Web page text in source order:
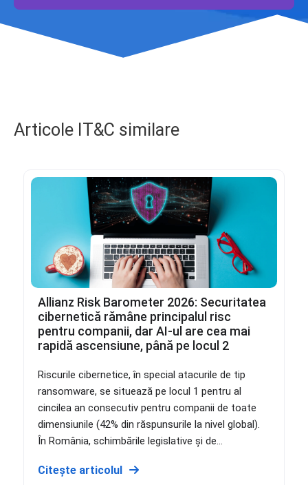
Articole IT&C similare
Allianz Risk Barometer 2026: Securitatea
cibernetică rămâne principalul risc
pentru companii, dar AI-ul are cea mai
rapidă ascensiune, până pe locul 2
Riscurile cibernetice, în special atacurile de tip
ransomware, se situează pe locul 1 pentru al
cincilea an consecutiv pentru companii de toate
dimensiunile (42% din răspunsurile la nivel global).
În România, schimbările legislative și de...
Citește articolul